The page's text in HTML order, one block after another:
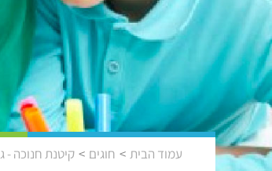
עמוד הבית חוגים קיטנת חנוכה -